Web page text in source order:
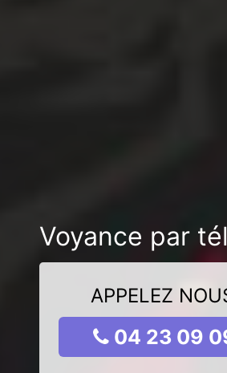
Voyance par
APPELEZ
04 23 09